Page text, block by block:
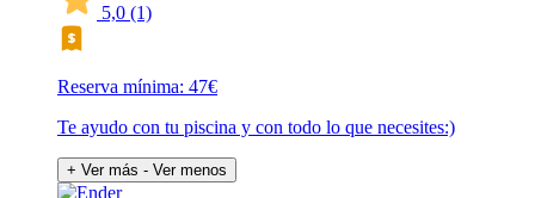
5,0 (1)
Reserva mínima: 47€
Te ayudo con tu piscina y con todo lo que necesites:)
+ Ver más - Ver menos